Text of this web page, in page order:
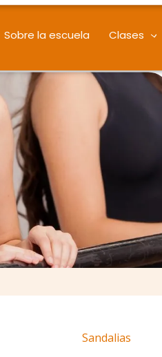
Sobre la escuela Clases
Sandalias